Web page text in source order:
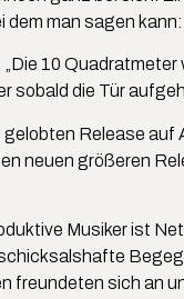
dem man sagen
„Die 10
sobald die Tür
Release auf
neuen größeren
Musiker ist
freundeten sich an